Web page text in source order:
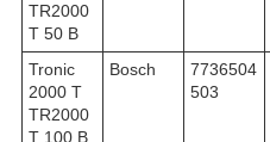
TR2000
T 50 B
Tronic
2000 T
TR2000
T 100 B
Bosch
7736504
503